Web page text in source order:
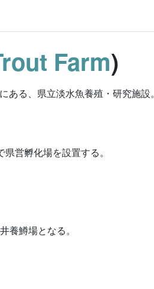
Farm)
る、県立淡水魚養殖・研究施設。
営孵化場を設置する。
養鱒場となる。